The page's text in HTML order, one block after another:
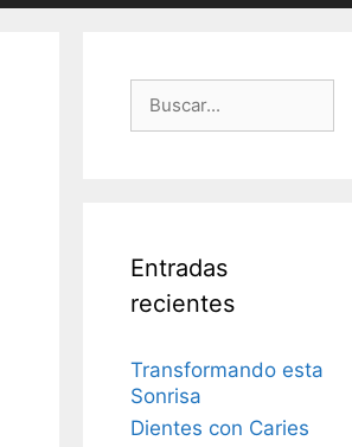
Entradas
recientes
Transformando esta
Sonrisa
Dientes con Caries